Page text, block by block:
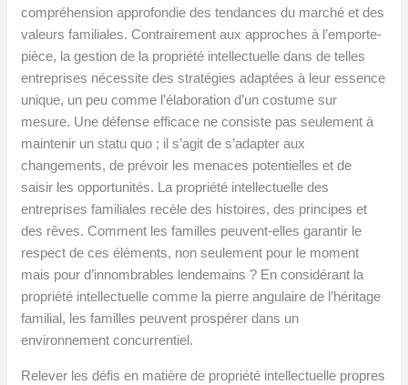
compréhension approfondie des tendances du marché et des
valeurs familiales. Contrairement aux approches à l’emporte-
pièce, la gestion de la propriété intellectuelle dans de telles
entreprises nécessite des stratégies adaptées à leur essence
unique, un peu comme l’élaboration d’un costume sur
mesure. Une défense efficace ne consiste pas seulement à
maintenir un statu quo ; il s’agit de s’adapter aux
changements, de prévoir les menaces potentielles et de
saisir les opportunités. La propriété intellectuelle des
entreprises familiales recèle des histoires, des principes et
des rêves. Comment les familles peuvent-elles garantir le
respect de ces éléments, non seulement pour le moment
mais pour d’innombrables lendemains ? En considérant la
propriété intellectuelle comme la pierre angulaire de l’héritage
familial, les familles peuvent prospérer dans un
environnement concurrentiel.
Relever les défis en matière de propriété intellectuelle propres